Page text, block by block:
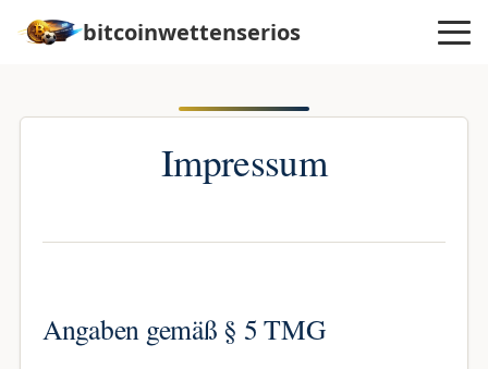
bitcoinwettenserios
Impressum
Angaben gemäß § 5 TMG